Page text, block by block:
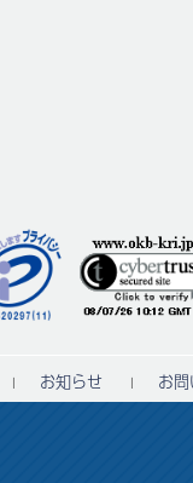
お知らせ お